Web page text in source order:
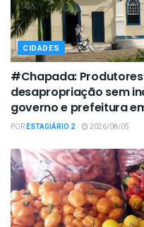
CIDADES
#Chapada:
desapropriação sem
governo e prefeitura
PORESTAGIÁRIO 2 2026/08/05